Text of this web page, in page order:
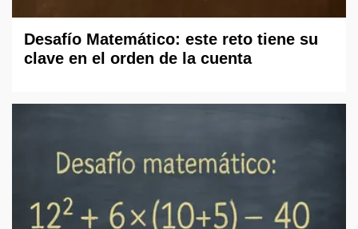
Desafío Matemático: este reto tiene su
clave en el orden de la cuenta